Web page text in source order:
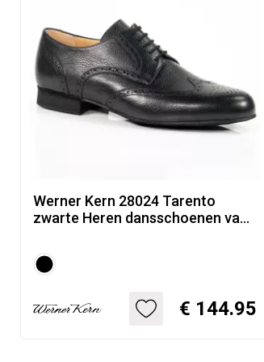
Werner Kern 28024 Tarento
zwarte Heren dansschoenen van
€ 144.95